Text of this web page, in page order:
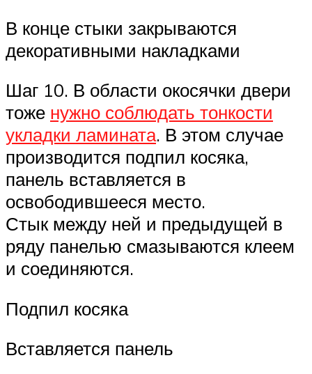
В конце стыки закрываются
декоративными накладками
Шаг 10. В области окосячки двери
тоже нужно соблюдать тонкости
укладки ламината. В этом случае
производится подпил косяка,
панель вставляется в
освободившееся место.
Стык между ней и предыдущей в
ряду панелью смазываются клеем
и соединяются.
Подпил косяка
Вставляется панель